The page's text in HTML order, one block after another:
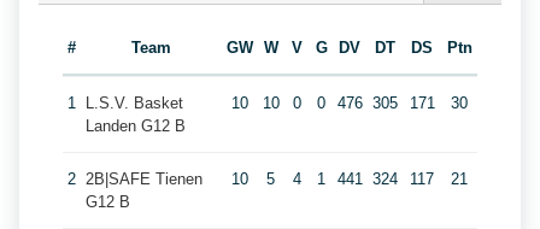
# Team GW W V G DV DT DS Ptn
1
L.S.V. Basket
Landen G12 B
10 10 0 0 476 305 171 30
2 2B|SAFE Tienen
G12 B
10 5 4 1 441 324 117 21